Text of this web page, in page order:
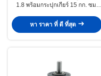
1.8 พร้อมกระปุกเกียร์ 15 กก. ซม.
หา ราคา ที่ ดี ที่สุด